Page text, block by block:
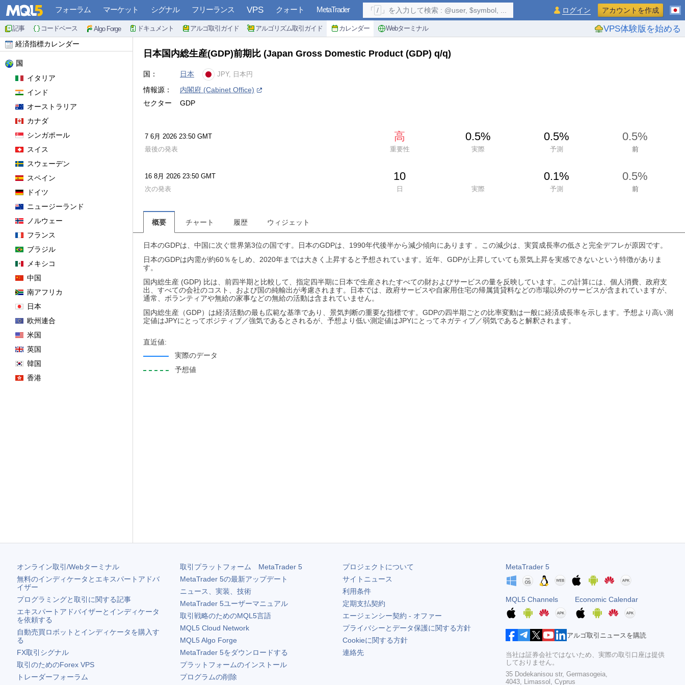
フォーラム マーケット シグナル フリーランス VPS クォート MetaTrader
記事 コードベース Algo Forge ドキュメント アルゴ取引ガイド アルゴリズム取引ガイド カレンダー Webターミナル VPS体験版を始める
「 / 」を入力して検索 : @user, $symbol, ... ログイン アカウントを作成
経済指標カレンダー
国
イタリア
インド
オーストラリア
カナダ
シンガポール
スイス
スウェーデン
スペイン
ドイツ
ニュージーランド
ノルウェー
フランス
ブラジル
メキシコ
中国
南アフリカ
日本
欧州連合
米国
英国
韓国
香港
日本国内総生産(GDP)前期比 (Japan Gross Domestic Product (GDP) q/q)
国： 日本 JPY, 日本円
情報源：
内閣府 (Cabinet Office)
セクター
GDP
7 6月 2026 23:50 GMT 高 0.5% 0.5% 0.5%
最後の発表 重要性 実際 予測 前
16 8月 2026 23:50 GMT 10 0.1% 0.5%
次の発表 日 実際 予測 前
概要 チャート 履歴 ウィジェット
日本のGDPは、中国に次ぐ世界第3位の国です。日本のGDPは、1990年代後半から減少傾向にあります 。この減少は、実質成長率の低さと完全デフレが原因です。
日本のGDPは内需が約60％をしめ、2020年までは大きく上昇すると予想されています。近年、GDPが上昇していても景気上昇を実感できないという特徴がありま
す。
国内総生産 (GDP) 比は、前四半期と比較して、指定四半期に日本で生産されたすべての財およびサービスの量を反映しています。この計算には、個人消費、政府支
出、すべての会社のコスト、および国の純輸出が考慮されます。日本では、政府サービスや自家用住宅の帰属賃貸料などの市場以外のサービスが含まれていますが、
通常、ボランティアや無給の家事などの無給の活動は含まれていません。
国内総生産（GDP）は経済活動の最も広範な基準であり、景気判断の重要な指標です。GDPの四半期ごとの比率変動は一般に経済成長率を示します。予想より高い測
定値はJPYにとってポジティブ／強気であるとされるが、予想より低い測定値はJPYにとってネガティブ／弱気であると解釈されます。
直近値:
実際のデータ
予想値
オンライン取引/Webターミナル
無料のインディケータとエキスパートアドバ
イザー
プログラミングと取引に関する記事
エキスパートアドバイザーとインディケータ
を依頼する
自動売買ロボットとインディケータを購入す
る
FX取引シグナル
取引のためのForex VPS
トレーダーフォーラム
取引プラットフォーム MetaTrader 5
MetaTrader 5の最新アップデート
ニュース、実装、技術
MetaTrader 5ユーザーマニュアル
取引戦略のためのMQL5言語
MQL5 Cloud Network
MQL5 Algo Forge
MetaTrader 5をダウンロードする
プラットフォームのインストール
プログラムの削除
プロジェクトについて
サイトニュース
利用条件
定期支払契約
エージェンシー契約 - オファー
プライバシーとデータ保護に関する方針
Cookieに関する方針
連絡先
MetaTrader 5
MQL5 Channels Economic Calendar
アルゴ取引ニュースを購読
当社は証券会社ではないため、実際の取引口座は提供
しておりません。
35 Dodekanisou str, Germasogeia,
4043, Limassol, Cyprus